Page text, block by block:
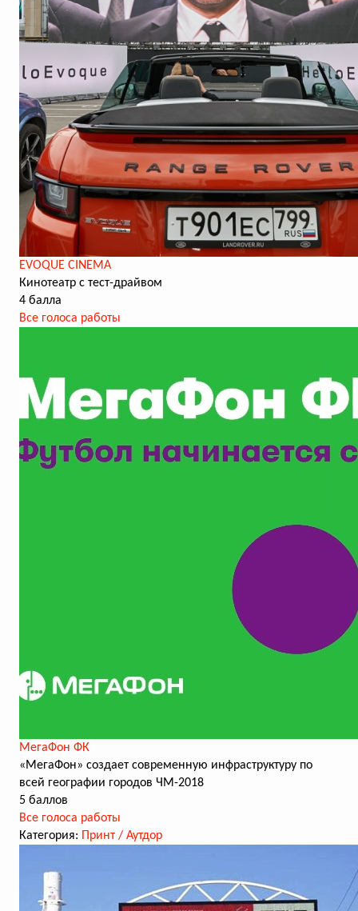
EVOQUE CINEMA
Кинотеатр с тест-драйвом
4 балла
Все голоса работы
МегаФон ФК
«МегаФон» создает современную инфраструктуру по
всей географии городов ЧМ-2018
5 баллов
Все голоса работы
Категория: Принт / Аутдор